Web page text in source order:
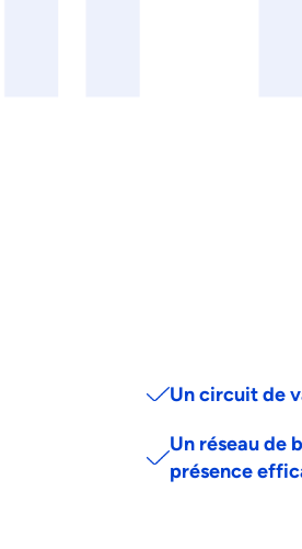
Un circuit de
Un réseau de
présence